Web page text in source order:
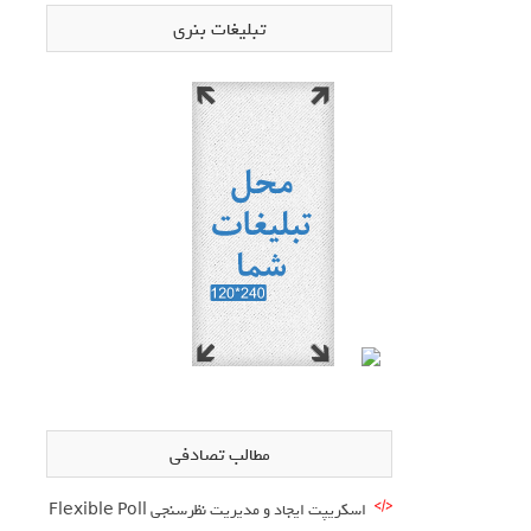
تبلیغات بنری
مطالب تصادفی
اسکریپت ایجاد و مدیریت نظرسنجی Flexible Poll